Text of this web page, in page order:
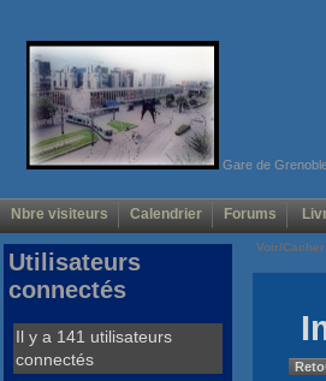
Gare de
Nbre visiteurs Calendrier Forums
Voir/
Utilisateurs
connectés
Il y a 141 utilisateurs
connectés